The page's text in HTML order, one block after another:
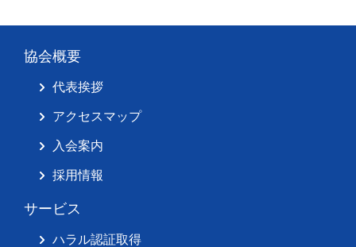
協会概要
代表挨拶
アクセスマップ
入会案内
採用情報
サービス
ハラル認証取得